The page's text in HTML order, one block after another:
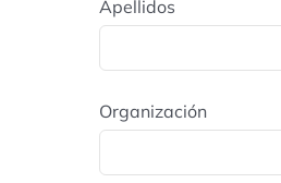
Apellidos
Organización